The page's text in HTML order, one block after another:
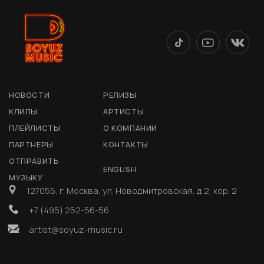
НОВОСТИ
РЕЛИЗЫ
КЛИПЫ
АРТИСТЫ
ПЛЕЙЛИСТЫ
О КОМПАНИИ
ПАРТНЕРЫ
КОНТАКТЫ
ОТПРАВИТЬ
МУЗЫКУ
ENGLISH
127055, г. Москва, ул. Новодмитровская, д 2, кор. 2
+7 (495) 252-56-56
artist@soyuz-music.ru